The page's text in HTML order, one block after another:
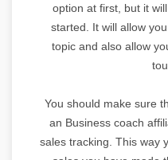
option at first, but it
started. It will allow
topic and also allow
You should make sure
an Business coach
sales tracking. This way